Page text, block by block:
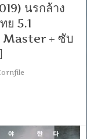
นรกล้าง
ย 5.1
Master + ซับ